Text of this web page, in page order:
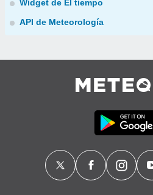
Widget de El tiempo
API de Meteorología